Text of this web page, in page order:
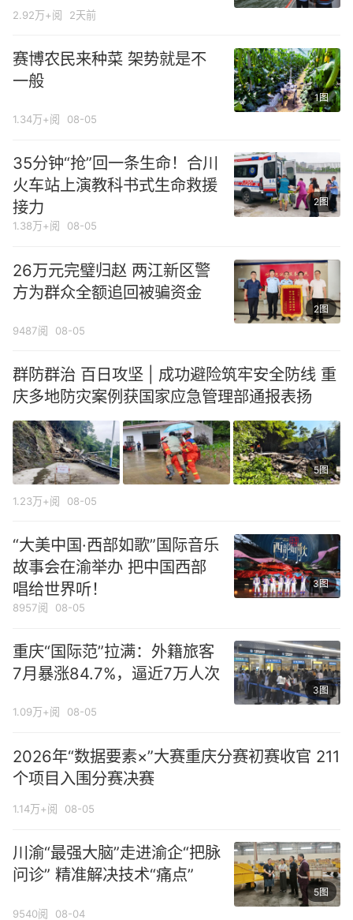
2.92万+阅 2天前
赛博农民来种菜 架势就是不
一般
1图
1.34万+阅 08-05
35分钟“抢”回一条生命！合川
火车站上演教科书式生命救援
接力
2图
1.38万+阅 08-05
26万元完璧归赵 两江新区警
方为群众全额追回被骗资金
2图
9487阅 08-05
群防群治 百日攻坚 | 成功避险筑牢安全防线 重
庆多地防灾案例获国家应急管理部通报表扬
5图
1.23万+阅 08-05
“大美中国·西部如歌”国际音乐
故事会在渝举办 把中国西部
唱给世界听！
3图
8957阅 08-05
重庆“国际范”拉满：外籍旅客
7月暴涨84.7%，逼近7万人次
3图
1.09万+阅 08-05
2026年“数据要素×”大赛重庆分赛初赛收官 211
个项目入围分赛决赛
1.14万+阅 08-05
川渝“最强大脑”走进渝企“把脉
问诊” 精准解决技术“痛点”
5图
9540阅 08-04